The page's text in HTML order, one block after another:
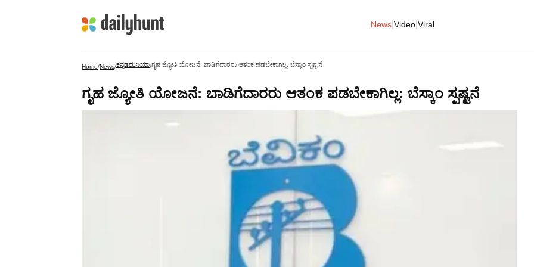
News Video Viral
Home/News/ಕನ್ನಡದುನಿಯಾ/ಗೃಹ ಜ್ಯೋತಿ ಯೋಜನೆ: ಬಾಡಿಗೆದಾರರು ಆತಂಕ ಪಡಬೇಕಾಗಿಲ್ಲ: ಬೆಸ್ಕಾಂ ಸ್ಪಷ್ಟನೆ
ಗೃಹ ಜ್ಯೋತಿ ಯೋಜನೆ: ಬಾಡಿಗೆದಾರರು ಆತಂಕ ಪಡಬೇಕಾಗಿಲ್ಲ: ಬೆಸ್ಕಾಂ ಸ್ಪಷ್ಟನೆ